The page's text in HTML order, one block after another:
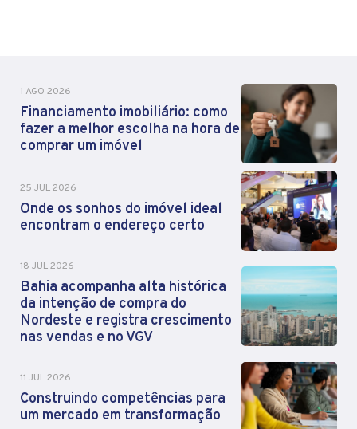
1 AGO 2026
Financiamento imobiliário: como
fazer a melhor escolha na hora de
comprar um imóvel
25 JUL 2026
Onde os sonhos do imóvel ideal
encontram o endereço certo
18 JUL 2026
Bahia acompanha alta histórica
da intenção de compra do
Nordeste e registra crescimento
nas vendas e no VGV
11 JUL 2026
Construindo competências para
um mercado em transformação